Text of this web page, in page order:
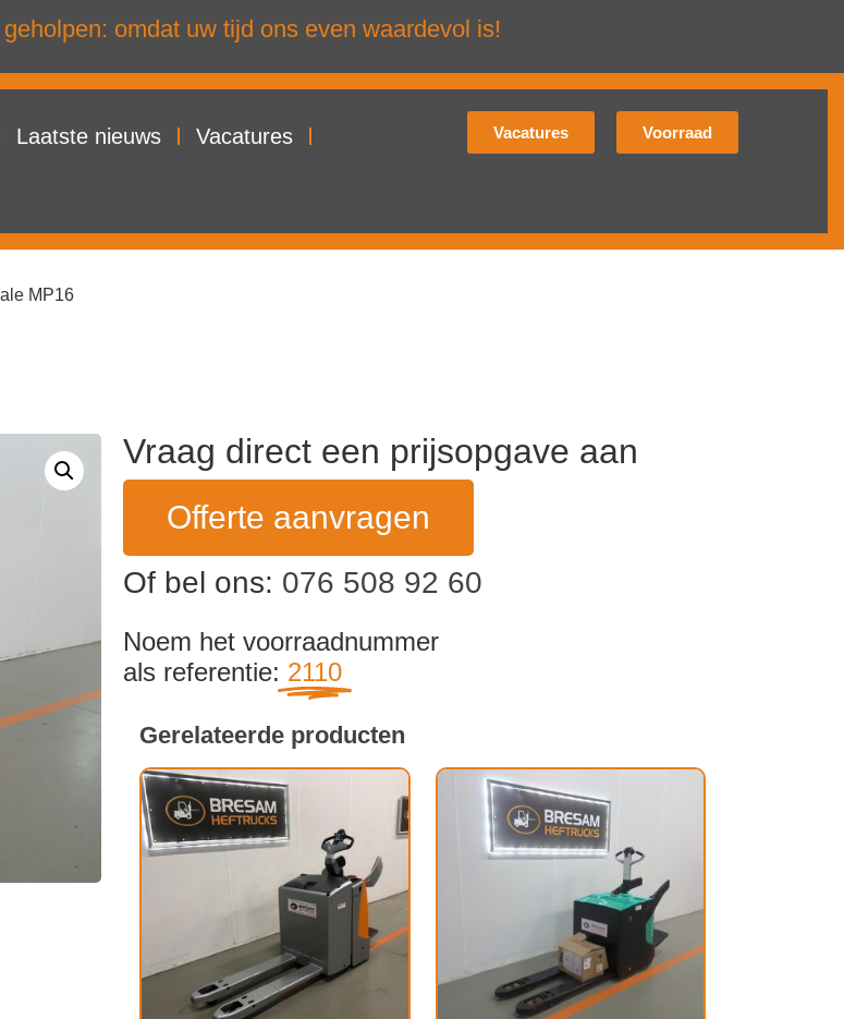
omdat uw tijd ons even waardevol is!
Laatste nieuws Vacatures Vacatures Voorraad
MP16
Vraag direct een prijsopgave aan
Offerte aanvragen
Of bel ons: 076 508 92 60
Noem het voorraadnummer
als referentie: 2110
Gerelateerde producten